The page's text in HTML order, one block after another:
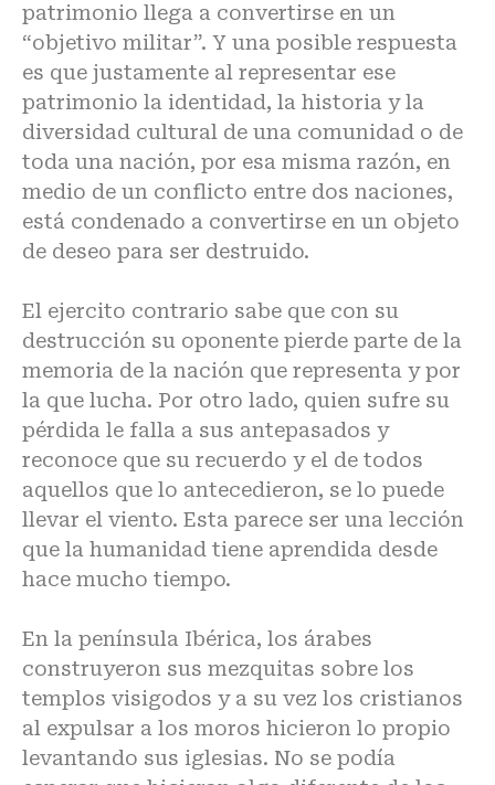
patrimonio llega a convertirse en un
“objetivo militar”. Y una posible respuesta
es que justamente al representar ese
patrimonio la identidad, la historia y la
diversidad cultural de una comunidad o de
toda una nación, por esa misma razón, en
medio de un conflicto entre dos naciones,
está condenado a convertirse en un objeto
de deseo para ser destruido.
El ejercito contrario sabe que con su
destrucción su oponente pierde parte de la
memoria de la nación que representa y por
la que lucha. Por otro lado, quien sufre su
pérdida le falla a sus antepasados y
reconoce que su recuerdo y el de todos
aquellos que lo antecedieron, se lo puede
llevar el viento. Esta parece ser una lección
que la humanidad tiene aprendida desde
hace mucho tiempo.
En la península Ibérica, los árabes
construyeron sus mezquitas sobre los
templos visigodos y a su vez los cristianos
al expulsar a los moros hicieron lo propio
levantando sus iglesias. No se podía